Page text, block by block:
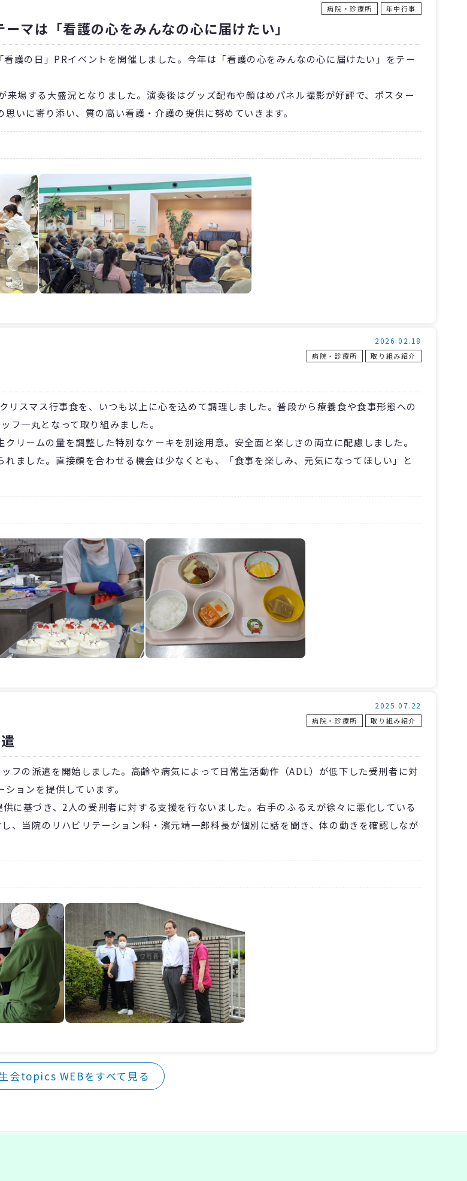
病院・診療所 年中行事
マは「看護の心をみんなの心に届けたい」
護の日」PRイベントを開催しました。今年は「看護の心をみんなの心に届けたい」をテー
場する大盛況となりました。演奏後はグッズ配布や顔はめパネル撮影が好評で、ポスター
いに寄り添い、質の高い看護・介護の提供に努めていきます。
病院・診療所 取り組み紹介
2026.02.18
スマス行事食を、いつも以上に心を込めて調理しました。普段から療養食や食事形態への
フ一丸となって取り組みました。
リームの量を調整した特別なケーキを別途用意。安全面と楽しさの両立に配慮しました。
ました。直接顔を合わせる機会は少なくとも、「食事を楽しみ、元気になってほしい」と
病院・診療所 取り組み紹介
2025.07.22
の派遣を開始しました。高齢や病気によって日常生活動作（ADL）が低下した受刑者に対
ョンを提供しています。
に基づき、2人の受刑者に対する支援を行ないました。右手のふるえが徐々に悪化している
、当院のリハビリテーション科・濱元靖一郎科長が個別に話を聞き、体の動きを確認しなが
会topics WEBをすべて見る